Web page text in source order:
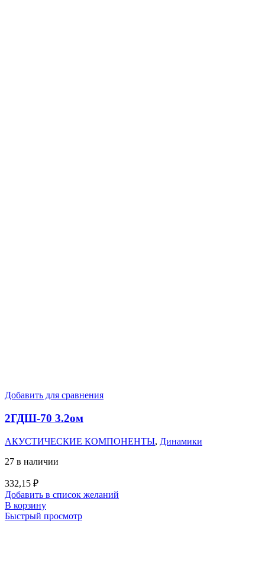
Добавить для сравнения
2ГДШ-70 3.2ом
АКУСТИЧЕСКИЕ КОМПОНЕНТЫ, Динамики
27 в наличии
332,15 ₽
Добавить в список желаний
В корзину
Быстрый просмотр